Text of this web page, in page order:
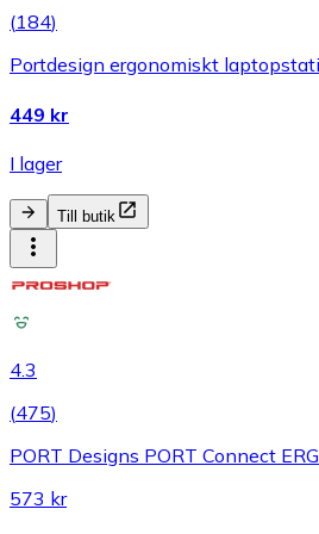
(184)
Portdesign ergonomiskt
449 kr
I lager
Till butik
4.3
(475)
PORT Designs PORT Connect
573 kr